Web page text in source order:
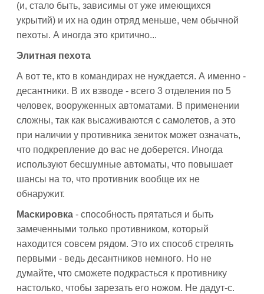
(и, стало быть, зависимы от уже имеющихся
укрытий) и их на один отряд меньше, чем обычной
пехоты. А иногда это критично...
Элитная пехота
А вот те, кто в командирах не нуждается. А именно -
десантники. В их взводе - всего 3 отделения по 5
человек, вооруженных автоматами. В применении
сложны, так как высаживаются с самолетов, а это
при наличии у противника зениток может означать,
что подкрепление до вас не доберется. Иногда
используют бесшумные автоматы, что повышает
шансы на то, что противник вообще их не
обнаружит.
Маскировка - способность прятаться и быть
замеченными только противником, который
находится совсем рядом. Это их способ стрелять
первыми - ведь десантников немного. Но не
думайте, что сможете подкрасться к противнику
настолько, чтобы зарезать его ножом. Не дадут-с.